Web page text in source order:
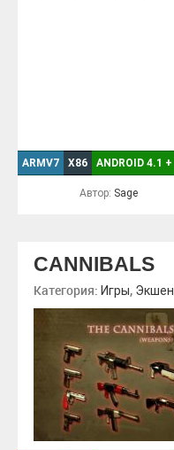
ARMV7 X86 ANDROID 4.1 +
Автор: Sage
CANNIBALS
Категория: Игры, Экшен